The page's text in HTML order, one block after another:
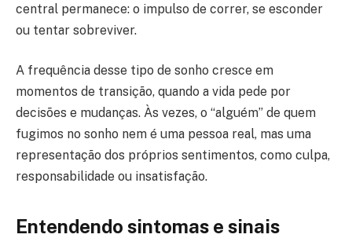
central permanece: o impulso de correr, se esconder
ou tentar sobreviver.
A frequência desse tipo de sonho cresce em
momentos de transição, quando a vida pede por
decisões e mudanças. Às vezes, o “alguém” de quem
fugimos no sonho nem é uma pessoa real, mas uma
representação dos próprios sentimentos, como culpa,
responsabilidade ou insatisfação.
Entendendo sintomas e sinais